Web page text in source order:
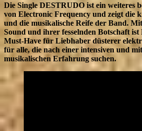
Die Single DESTRUDO ist ein weiteres
von Electronic Frequency und zeigt die
und die musikalische Reife der Band.
Sound und ihrer fesselnden Botschaft
Must-Have für Liebhaber düsterer
für alle, die nach einer intensiven und
musikalischen Erfahrung suchen.